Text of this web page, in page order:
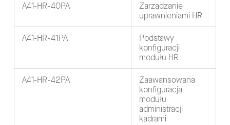
A41-HR-40PA
Zarządzanie
uprawnieniami HR
A41-HR-41PA
Podstawy
konfiguracji
modułu HR
A41-HR-42PA
Zaawansowana
konfiguracja
modułu
administracji
kadrami